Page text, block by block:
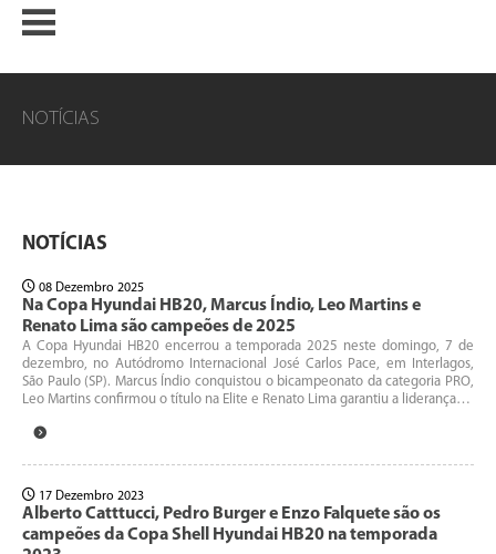
NOTÍCIAS
NOTÍCIAS
08 Dezembro 2025
Na Copa Hyundai HB20, Marcus Índio, Leo Martins e
Renato Lima são campeões de 2025
A Copa Hyundai HB20 encerrou a temporada 2025 neste domingo, 7 de
dezembro, no Autódromo Internacional José Carlos Pace, em Interlagos,
São Paulo (SP). Marcus Índio conquistou o bicampeonato da categoria PRO,
Leo Martins confirmou o título na Elite e Renato Lima garantiu a liderança…
17 Dezembro 2023
Alberto Catttucci, Pedro Burger e Enzo Falquete são os
campeões da Copa Shell Hyundai HB20 na temporada